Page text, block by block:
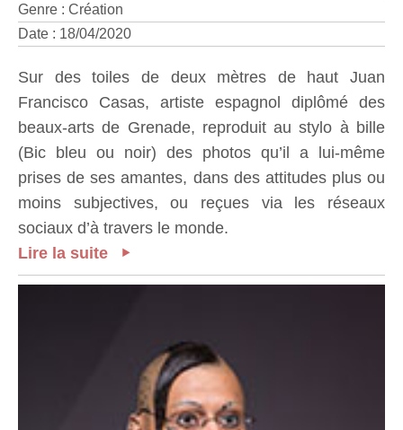
Genre : Création
Date : 18/04/2020
Sur des toiles de deux mètres de haut Juan
Francisco Casas, artiste espagnol diplômé des
beaux-arts de Grenade, reproduit au stylo à bille
(Bic bleu ou noir) des photos qu’il a lui-même
prises de ses amantes, dans des attitudes plus ou
moins subjectives, ou reçues via les réseaux
sociaux d’à travers le monde.
Lire la suite